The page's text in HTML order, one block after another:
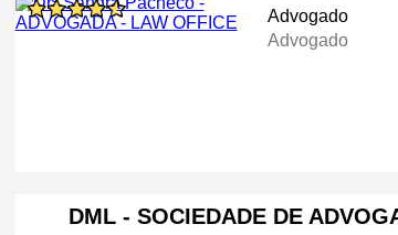
Advogado
Advogado
DML - SOCIEDADE DE